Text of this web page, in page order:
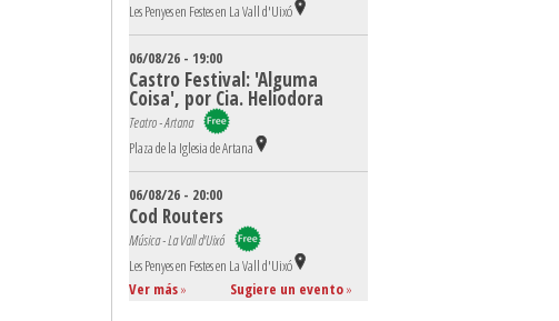
Les Penyes en Festes en La Vall d'Uixó
06/08/26 - 19:00
Castro Festival: 'Alguma
Coisa', por Cia. Heliodora
Teatro - Artana
Plaza de la Iglesia de Artana
06/08/26 - 20:00
Cod Routers
Música - La Vall d'Uixó
Les Penyes en Festes en La Vall d'Uixó
Ver más» Sugiere un evento»